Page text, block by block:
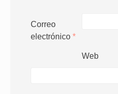
Correo
electrónico *
Web